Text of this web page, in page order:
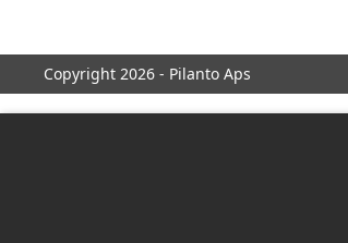
Copyright 2026 - Pilanto Aps